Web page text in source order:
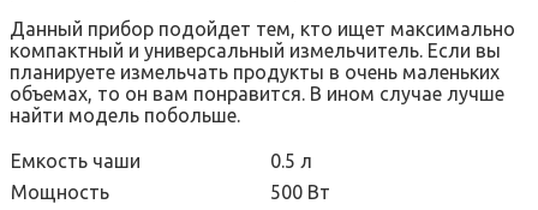
Данный прибор подойдет тем, кто ищет максимально
компактный и универсальный измельчитель. Если вы
планируете измельчать продукты в очень маленьких
объемах, то он вам понравится. В ином случае лучше
найти модель побольше.
Емкость чаши
0.5 л
Мощность
500 Вт